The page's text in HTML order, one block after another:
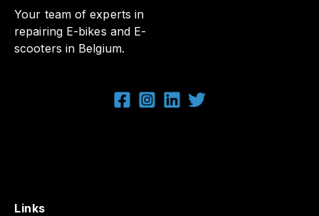
Your team of experts in
repairing E-bikes and E-
scooters in Belgium.
Links